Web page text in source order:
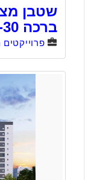
שטבן
ברכה 28-30, תל אביב